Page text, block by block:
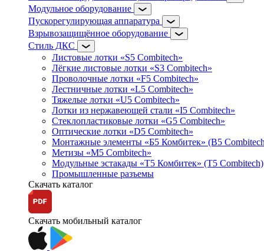
Модульное оборудование
Пускорегулирующая аппаратура
Взрывозащищённое оборудование
Стиль ДКС
Листовые лотки «S5 Combitech»
Лёгкие листовые лотки «S3 Combitech»
Проволочные лотки «F5 Combitech»
Лестничные лотки «L5 Combitech»
Тяжелые лотки «U5 Combitech»
Лотки из нержавеющей стали «I5 Combitech»
Стеклопластиковые лотки «G5 Combitech»
Оптические лотки «D5 Combitech»
Монтажные элементы «Б5 Комбитек» (B5
Метизы «M5 Combitech»
Модульные эстакады «Т5 Комбитек» (T5 Combitech)
Промышленные разъемы
Скачать каталог
Скачать мобильный каталог